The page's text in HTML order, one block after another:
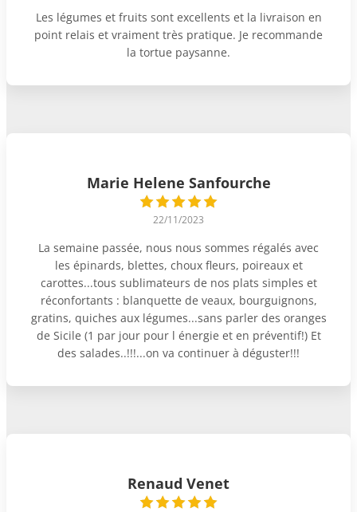
Les légumes et fruits sont excellents et la livraison en
point relais et vraiment très pratique. Je recommande
la tortue paysanne.
Marie Helene Sanfourche
22/11/2023
La semaine passée, nous nous sommes régalés avec
les épinards, blettes, choux fleurs, poireaux et
carottes...tous sublimateurs de nos plats simples et
réconfortants : blanquette de veaux, bourguignons,
gratins, quiches aux légumes...sans parler des oranges
de Sicile (1 par jour pour l énergie et en préventif!) Et
des salades..!!!...on va continuer à déguster!!!
Renaud Venet